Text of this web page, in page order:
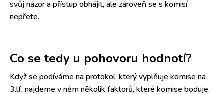
svůj názor a přístup obhájit, ale zároveň se s komisí
nepřete.
Co se tedy u pohovoru hodnotí?
Když se podíváme na protokol, který vyplňuje komise na
3.lf, najdeme v něm několik faktorů, které komise boduje.